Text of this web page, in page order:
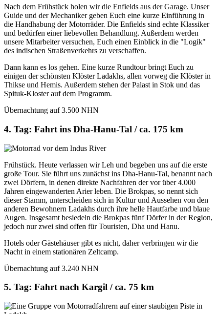
Nach dem Frühstück holen wir die Enfields aus der Garage. Unser
Guide und der Mechaniker geben Euch eine kurze Einführung in
die Handhabung der Motorräder. Die Enfields sind echte Klassiker
und bedürfen einer liebevollen Behandlung. Außerdem werden
unsere Mitarbeiter versuchen, Euch einen Einblick in die "Logik"
des indischen Straßenverkehrs zu verschaffen.
Dann kann es los gehen. Eine kurze Rundtour bringt Euch zu
einigen der schönsten Klöster Ladakhs, allen vorweg die Klöster in
Thikse und Hemis. Außerdem stehen der Palast in Stok und das
Spituk-Kloster auf dem Programm.
Übernachtung auf 3.500 NHN
4. Tag: Fahrt ins Dha-Hanu-Tal / ca. 175 km
Frühstück. Heute verlassen wir Leh und begeben uns auf die erste
große Tour. Sie führt uns zunächst ins Dha-Hanu-Tal, benannt nach
zwei Dörfern, in denen direkte Nachfahren der vor über 4.000
Jahren eingewanderten Arier leben. Die Brokpas, so nennt sich
dieser Stamm, unterscheiden sich in Kultur und Aussehen von den
anderen Bewohnern Ladakhs durch ihre helle Hautfarbe und blaue
Augen. Insgesamt besiedeln die Brokpas fünf Dörfer in der Region,
jedoch nur zwei sind offen für Touristen, Dha und Hanu.
Hotels oder Gästehäuser gibt es nicht, daher verbringen wir die
Nacht in einem stationären Zeltcamp.
Übernachtung auf 3.240 NHN
5. Tag: Fahrt nach Kargil / ca. 75 km